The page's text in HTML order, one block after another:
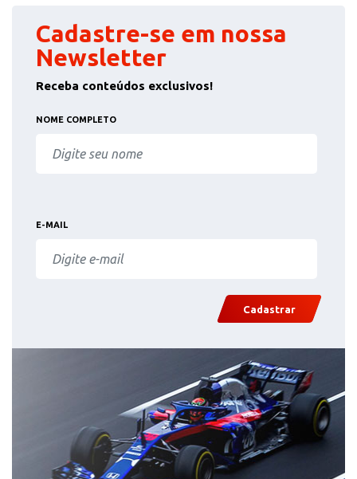
Cadastre-se em nossa
Newsletter
Receba conteúdos exclusivos!
NOME COMPLETO
E-MAIL
Cadastrar